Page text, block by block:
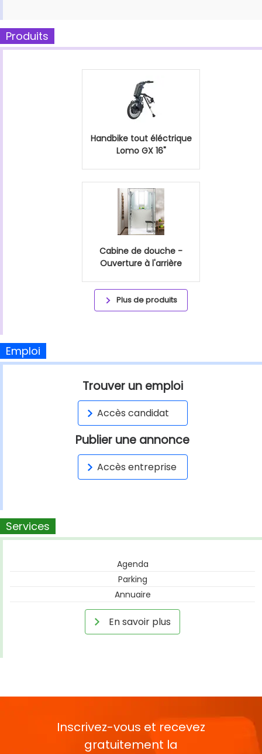
Produits
Handbike tout éléctrique
Lomo GX 16"
Cabine de douche -
Ouverture à l'arrière
Plus de produits
Emploi
Trouver un emploi
Accès candidat
Publier une annonce
Accès entreprise
Services
Agenda
Parking
Annuaire
En savoir plus
Inscrivez-vous et recevez
gratuitement la